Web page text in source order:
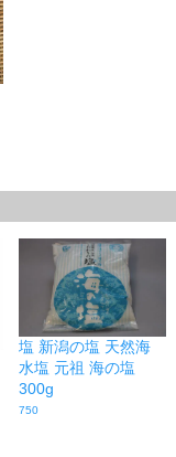
塩 新潟の塩 天然海
水塩 元祖 海の塩
300g
750